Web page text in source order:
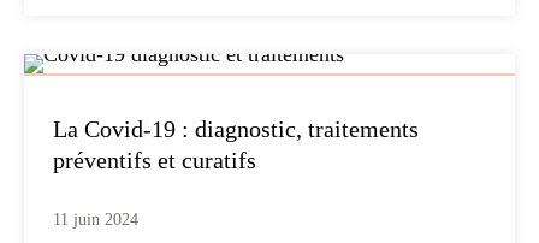
La Covid-19 : diagnostic, traitements
préventifs et curatifs
11 juin 2024